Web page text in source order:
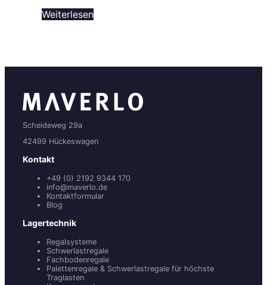
Weiterlesen
Scheideweg 29a
42499 Hückeswagen
Kontakt
+49 (0) 2192 9344 170
info@maverlo.de
Kontaktformular
Blog
Lagertechnik
Regalsysteme
Schwerlastregale
Fachbodenregale
Palettenregale & Schwerlastregale für höchste
Traglasten